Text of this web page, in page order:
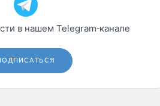
в нашем Telegram‑канале